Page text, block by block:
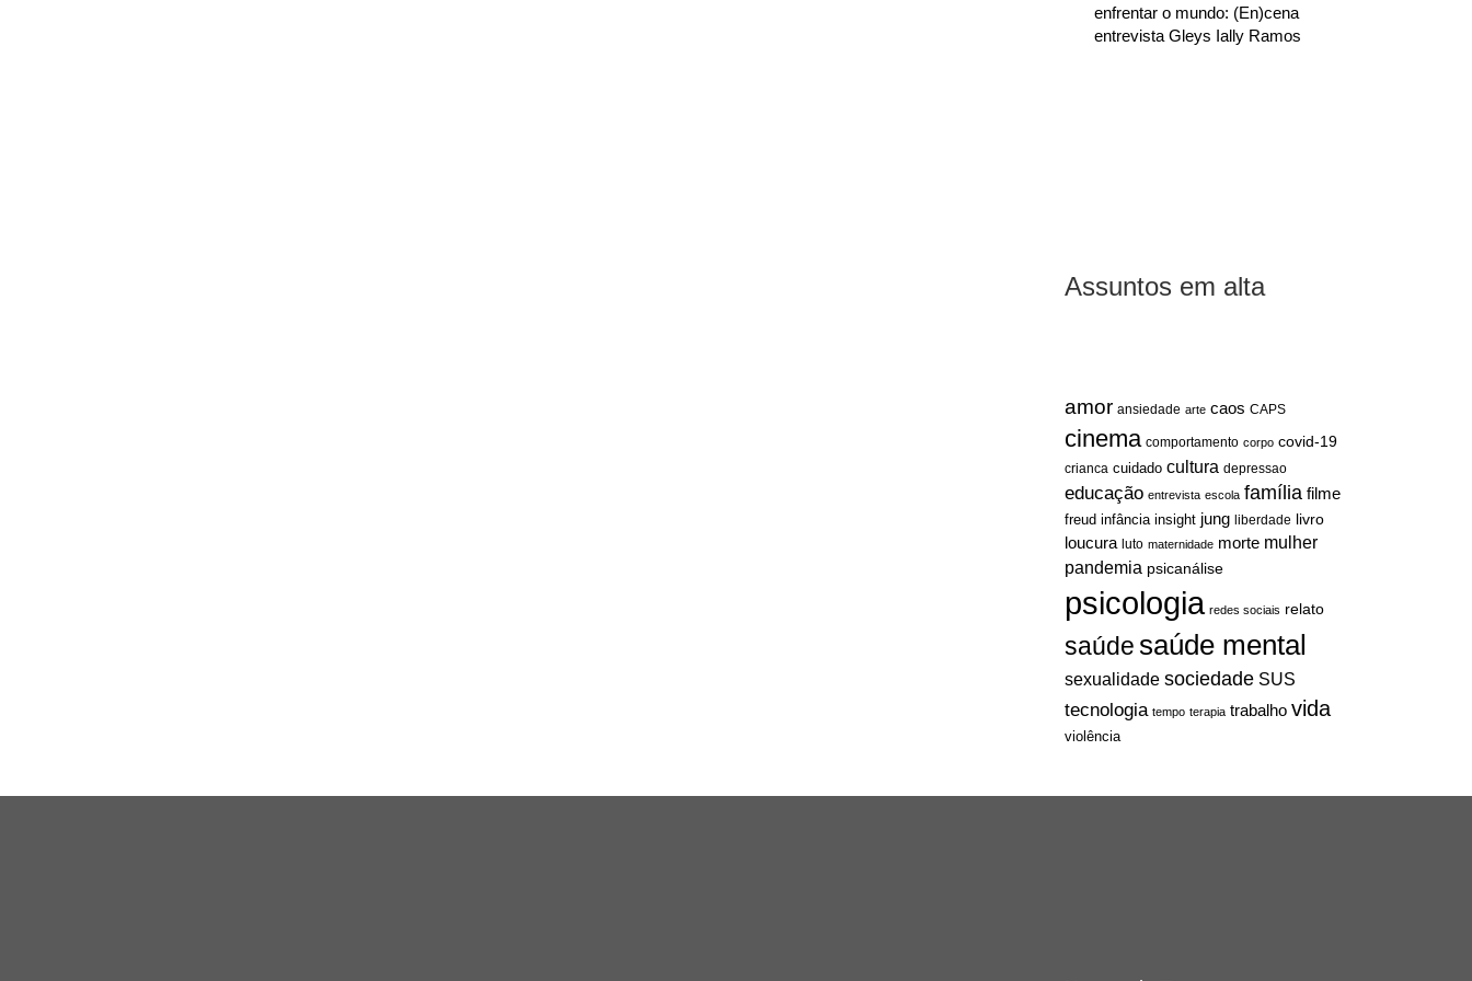
enfrentar o mundo: (En)cena
entrevista Gleys Ially Ramos
Assuntos em alta
amor ansiedade arte caos CAPS
cinema comportamento corpo covid-19
crianca cuidado cultura depressao
educação entrevista escola família filme
freud infância insight jung liberdade livro
loucura luto maternidade morte mulher
pandemia psicanálise
psicologia redes sociais relato
saúdesaúde mental
sexualidade sociedade SUS
tecnologia tempo terapia trabalho vida
violência